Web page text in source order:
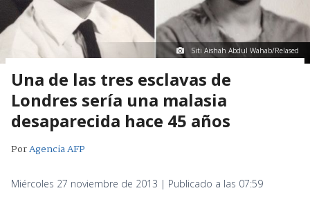
Siti Aishah Abdul Wahab/Relased
Una de las tres esclavas de
Londres sería una malasia
desaparecida hace 45 años
PorAgencia AFP
Miércoles 27 noviembre de 2013 | Publicado a las 07:59